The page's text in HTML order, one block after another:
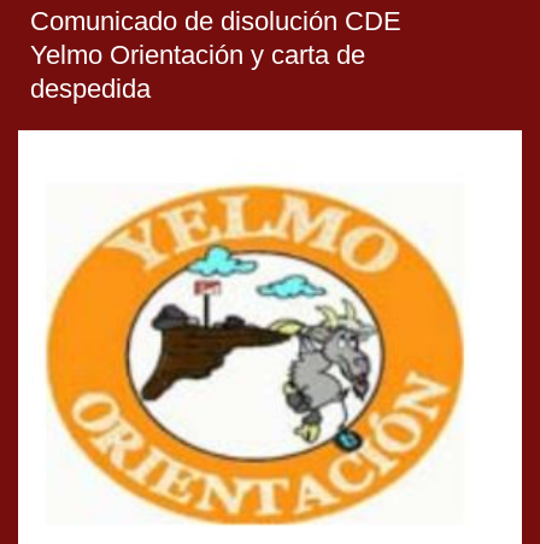
Comunicado de disolución CDE
Yelmo Orientación y carta de
despedida